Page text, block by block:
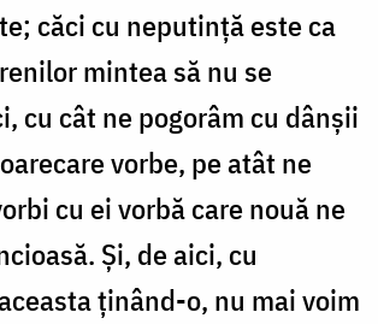
căci cu neputință este ca
mintea să nu se
cu cât ne pogorâm cu dânșii
vorbe, pe atât ne
cu ei vor­bă care nouă ne
Și, de aici, cu
ținând-o, nu mai voim